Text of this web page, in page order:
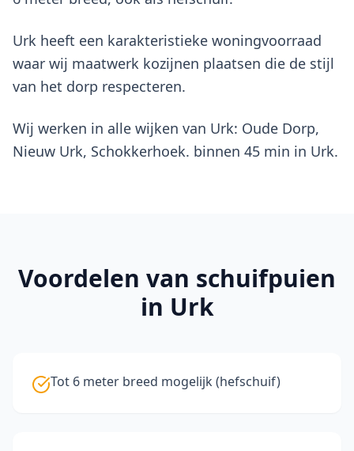
Urk heeft een karakteristieke woningvoorraad
waar wij maatwerk kozijnen plaatsen die de stijl
van het dorp respecteren.
Wij werken in alle wijken van Urk: Oude Dorp,
Nieuw Urk, Schokkerhoek. binnen 45 min in Urk.
Voordelen van schuifpuien
in Urk
Tot 6 meter breed mogelijk (hefschuif)